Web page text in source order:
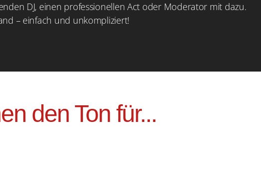
DJ, einen professionellen Act oder Moderator mit dazu.
– einfach und unkompliziert!
den Ton für...